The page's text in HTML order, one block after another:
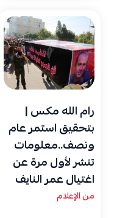
رام الله مكس |
بتحقيق استمر عام
ونصف..معلومات
تنشر لأول مرة عن
اغتيال عمر النايف
من الإعلام